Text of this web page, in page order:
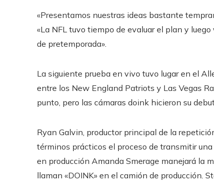
«Presentamos nuestras ideas bastante
«La NFL tuvo tiempo de evaluar el plan y
de pretemporada».
La siguiente prueba en vivo tuvo lugar en el
entre los New England Patriots y Las Vegas
punto, pero las cámaras doink hicieron su
Ryan Galvin, productor principal de la
términos prácticos el proceso de transmitir
en producción Amanda Smerage manejará la
llaman «DOINK» en el camión de producción.